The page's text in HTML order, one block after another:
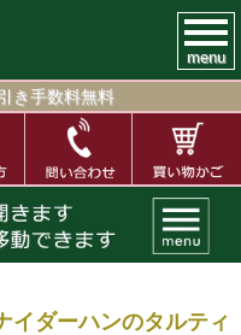
menu
き手数料無料
イダーハンのタルティ